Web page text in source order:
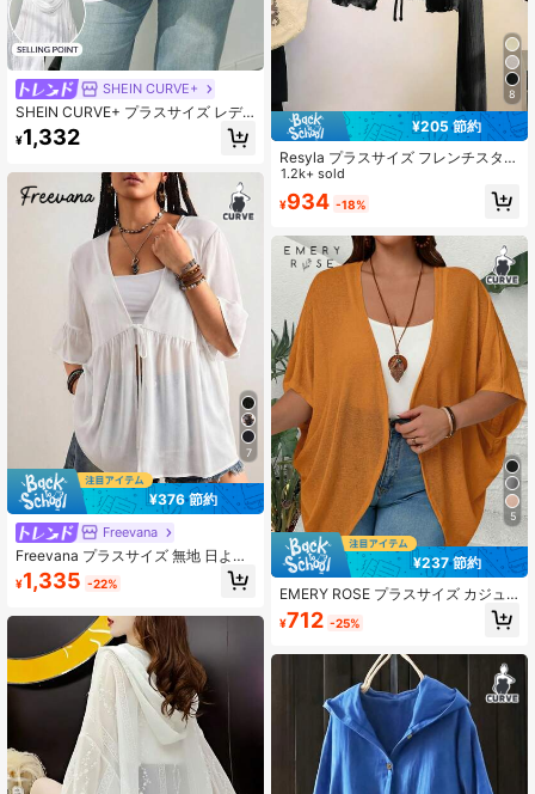
SHEIN CURVE+
SHEIN CURVE+ プラスサイズ レデ
ィース 軽量 フード付き 長袖コート
無地 学校再開向け 秋用 教師向け ホ
¥1,332
7
¥376 節約
Freevana
Freevana プラスサイズ 無地 日よけ
着物、プラスサイズ 夏シャツ、3/4
フレアスリーブシャツ、フロントタ
スサイズ ビーチ着物、カジュアル デ
イリーウェア、ミニマリスト ファッ
ションシャツ、エレガント デイリー
パーティーイベント、インフルエン
サー、デイリーウェア、ボヘミアン
スタイル トップス、夏 ビーチバケー
ション レディース ビーチウェア
¥1,335 -22%
8
¥205 節約
Resyla プラスサイズ フレンチスタイ
ル キャミソールワンピース カバーア
ップ、長袖フリルTシャツカバーアッ
プ、ニット軽量ショール 夏用、日よ
1.2k+ sold
¥934 -18%
5
¥237 節約
EMERY ROSE プラスサイズ カジュ
アル 無地 バットウィング スリーブ
ジャケット
¥712 -25%